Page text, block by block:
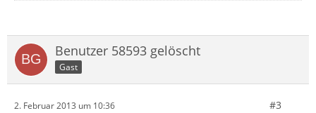
Benutzer 58593 gelöscht
Gast
2. Februar 2013 um 10:36 #3